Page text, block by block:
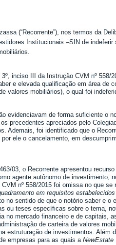
(“Recorrente”), nos termos da
Institucionais –SIN de indeferir
inciso III da Instrução CVM nº 558/
e elevada qualificação em área de
valores mobiliários), o qual foi
evidenciavam de forma suficiente o
precedentes apreciados pelo
Ademais, foi identificado que o
ele o cancelamento, em
03, o Recorrente apresentou
agente autônomo de investimento,
nº 558/2015 foi omissa no que se
em requisitos
no sentido de que o notório saber e o
ou teses específicas sobre o tema,
no mercado financeiro e de capitais,
de carteira de valores
estruturação de investimentos. Além
empresas para as quais a NewEstate